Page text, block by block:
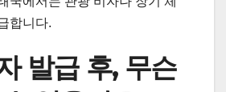
합니다.
발급 후, 무슨